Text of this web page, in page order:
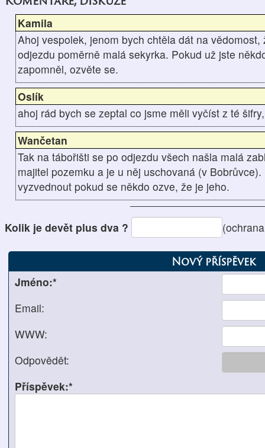
Kamila
Ahoj vespolek, jenom bych chtěla dát na
odjezdu poměrně malá sekyrka. Pokud už jste
zapomněl, ozvěte se.
Oslík
ahoj rád bych se zeptal co jsme měli vyčíst z té
Wančetan
Tak na tábořišti se po odjezdu všech našla malá
majitel pozemku a je u něj uschovaná (v
vyzvednout pokud se někdo ozve, že je jeho.
Kolik je devět plus dva ?
Nový příspěvek
Jméno:*
Email:
WWW:
Odpovědět:
Příspěvek:*